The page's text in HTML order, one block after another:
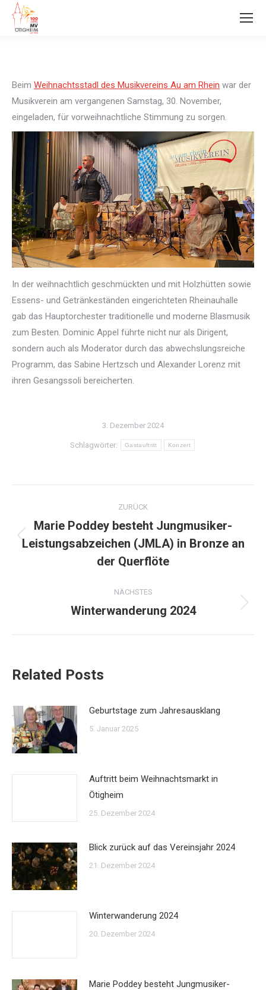
Beim Weihnachtsstadl des Musikvereins Au am Rhein war der
Musikverein am vergangenen Samstag, 30. November,
eingeladen, für vorweihnachtliche Stimmung zu sorgen.
In der weihnachtlich geschmückten und mit Holzhütten sowie
Essens- und Getränkeständen eingerichteten Rheinauhalle
gab das Hauptorchester traditionelle und moderne Blasmusik
zum Besten. Dominic Appel führte nicht nur als Dirigent,
sondern auch als Moderator durch das abwechslungsreiche
Programm, das Sabine Hertzsch und Alexander Lorenz mit
ihren Gesangssoli bereicherten.
3. Dezember 2024
Schlagwörter: Gastauftritt Konzert
Kommentarnavigation
ZURÜCK
Vorheriger
Beitrag:
Marie Poddey besteht Jungmusiker-
Leistungsabzeichen (JMLA) in Bronze an
der Querflöte
NÄCHSTES
Nächster
Winterwanderung 2024
Related Posts
Geburtstage zum Jahresausklang
5. Januar 2025
Auftritt beim Weihnachtsmarkt in
Ötigheim
25. Dezember 2024
Blick zurück auf das Vereinsjahr 2024
21. Dezember 2024
Winterwanderung 2024
20. Dezember 2024
Marie Poddey besteht Jungmusiker-